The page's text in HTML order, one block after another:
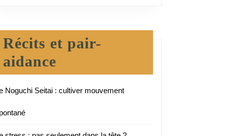
Récits et pair-
aidance
Noguchi Seitai : cultiver mouvement